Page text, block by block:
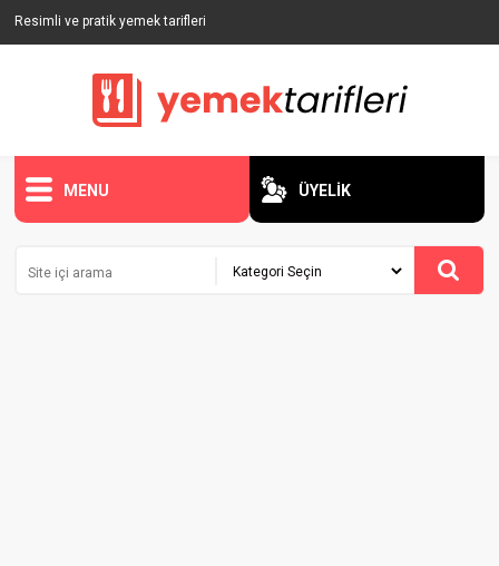
Resimli ve pratik yemek tarifleri
MENU ÜYELİK